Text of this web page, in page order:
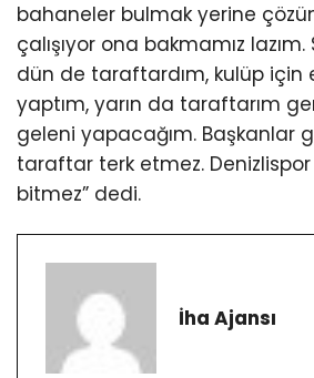
bahaneler bulmak yerine
çalışıyor ona bakmamız
dün de taraftardım, kulüp için
yaptım, yarın da taraftarım
geleni yapacağım. Başkanlar
taraftar terk etmez.
bitmez” dedi.
İha Ajansı